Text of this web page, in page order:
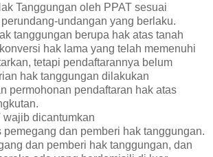
Tanggungan oleh PPAT sesuai
undangan yang berlaku.
tanggungan berupa hak atas tanah
hak lama yang telah memenuhi
tetapi pendaftarannya belum
hak tanggungan dilakukan
permohonan pendaftaran hak atas
dicantumkan
pemegang dan pemberi hak tanggungan.
dan pemberi hak tanggungan, dan